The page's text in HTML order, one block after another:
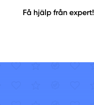
Få hjälp från expert!